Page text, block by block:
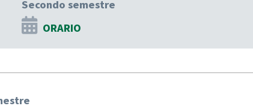
Secondo semestre
ORARIO